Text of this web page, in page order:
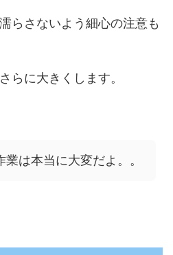
らさないよう細心の注意も
らに大きくします。
業は本当に大変だよ。。